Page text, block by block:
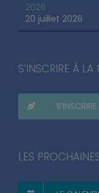
Agenda du
2026
20 juillet 2026